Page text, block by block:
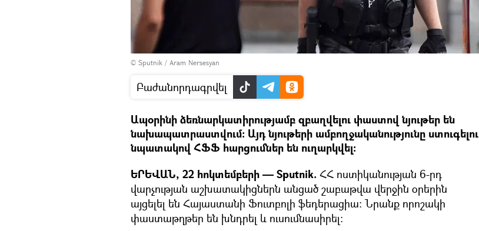
© Sputnik / Aram Nersesyan
Բաժանորդագրվել
Ապօրինի ձեռնարկատիրությամբ զբաղվելու փաստով նյութեր են
նախապատրաստվում։ Այդ նյութերի ամբողջականությունը ստուգելու
նպատակով ՀՖՖ հարցումներ են ուղարկվել։
ԵՐԵՎԱՆ, 22 հոկտեմբերի — Sputnik. ՀՀ ոստիկանության 6-րդ
վարչության աշխատակիցներն անցած շաբաթվա վերջին օրերին
այցելել են Հայաստանի Ֆուտբոլի ֆեդերացիա։ Նրանք որոշակի
փաստաթղթեր են խնդրել և ուսումնասիրել։